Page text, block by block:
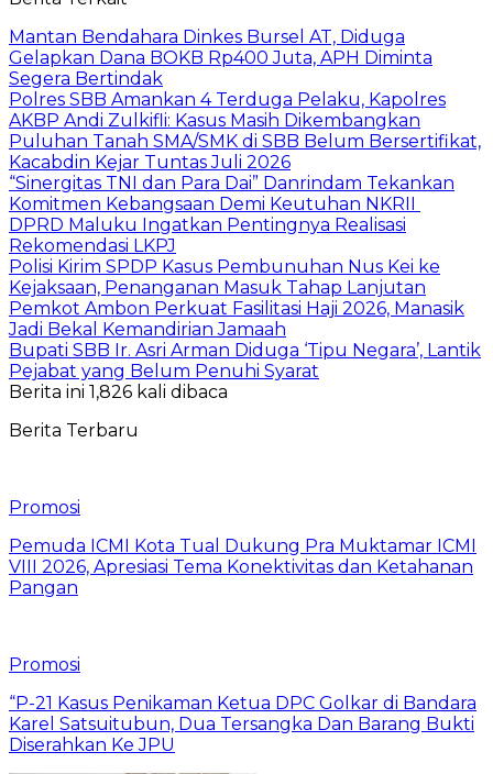
Mantan Bendahara Dinkes Bursel AT, Diduga
Gelapkan Dana BOKB Rp400 Juta, APH Diminta
Segera Bertindak
Polres SBB Amankan 4 Terduga Pelaku, Kapolres
AKBP Andi Zulkifli: Kasus Masih Dikembangkan
Puluhan Tanah SMA/SMK di SBB Belum Bersertifikat,
Kacabdin Kejar Tuntas Juli 2026
“Sinergitas TNI dan Para Dai” Danrindam Tekankan
Komitmen Kebangsaan Demi Keutuhan NKRII ‎
DPRD Maluku Ingatkan Pentingnya Realisasi
Rekomendasi LKPJ
Polisi Kirim SPDP Kasus Pembunuhan Nus Kei ke
Kejaksaan, Penanganan Masuk Tahap Lanjutan
Pemkot Ambon Perkuat Fasilitasi Haji 2026, Manasik
Jadi Bekal Kemandirian Jamaah
Bupati SBB Ir. Asri Arman Diduga ‘Tipu Negara’, Lantik
Pejabat yang Belum Penuhi Syarat
Berita ini 1,826 kali dibaca
Berita Terbaru
Promosi
Pemuda ICMI Kota Tual Dukung Pra Muktamar ICMI
VIII 2026, Apresiasi Tema Konektivitas dan Ketahanan
Pangan
Promosi
“P-21 Kasus Penikaman Ketua DPC Golkar di Bandara
Karel Satsuitubun, Dua Tersangka Dan Barang Bukti
Diserahkan Ke JPU